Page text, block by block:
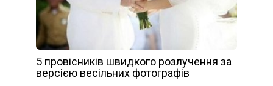
5 провісників швидкого розлучення за
версією весільних фотографів